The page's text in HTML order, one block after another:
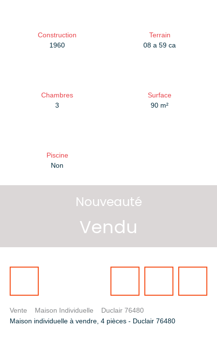
Construction
1960
Terrain
08 a 59 ca
Chambres
3
Surface
90 m²
Piscine
Non
Nouveauté
Vendu
Vente Maison Individuelle
Duclair 76480
Maison individuelle à vendre, 4 pièces - Duclair 76480